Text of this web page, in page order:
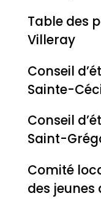
Table des
Villeray
Conseil
Sainte-
Conseil
Saint-
Comité
des jeunes